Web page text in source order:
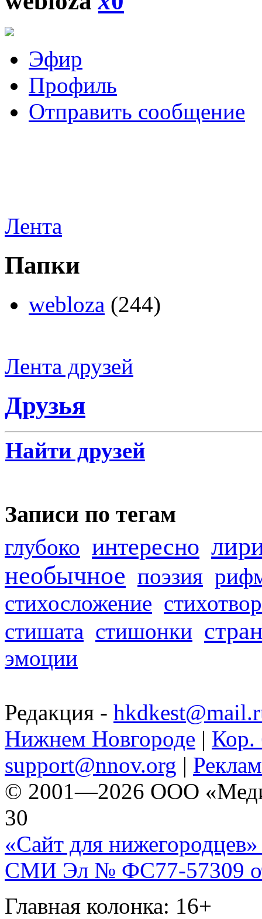
Эфир
Профиль
Отправить сообщение
Лента
Папки
webloza (244)
Лента друзей
Друзья
Найти друзей
Записи по тегам
глубоко интересно
необычное поэзия
стихосложение
стишата стишонки
эмоции
Редакция -
Нижнем Новгороде | Кор.
support@nnov.org |
© 2001—2026 ООО
30
«Сайт для нижегородцев»
СМИ Эл № ФС77-57309
Главная колонка: 16+